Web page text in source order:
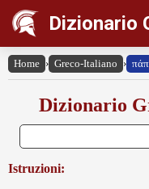
Dizionario
Home › Greco-Italiano ›
Dizionario
Istruzioni: